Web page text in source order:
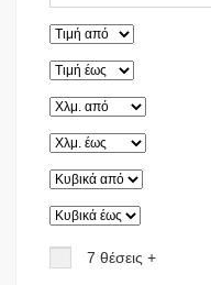
7 θέσεις +